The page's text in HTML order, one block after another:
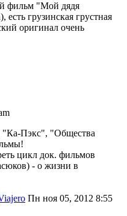
фильм "Мой дядя
грузинская грустная
оригинал очень
"Ка-Пэкс", "Общества
цикл док. фильмов
- о жизни в
Пн ноя 05, 2012 8:55